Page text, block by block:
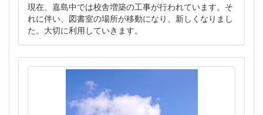
現在、嘉島中では校舎増築の工事が行われています。そ
れに伴い、図書室の場所が移動になり、新しくなりまし
た。大切に利用していきます。